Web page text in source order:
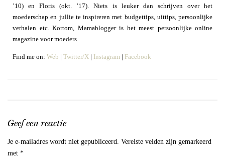
’10) en Floris (okt. ’17). Niets is leuker dan schrijven over het
moederschap en jullie te inspireren met budgettips, uittips, persoonlijke
verhalen etc. Kortom, Mamablogger is het meest persoonlijke online
magazine voor moeders.
Find me on: Web | Twitter/X | Instagram | Facebook
Geef een reactie
Je e-mailadres wordt niet gepubliceerd. Vereiste velden zijn gemarkeerd
met *